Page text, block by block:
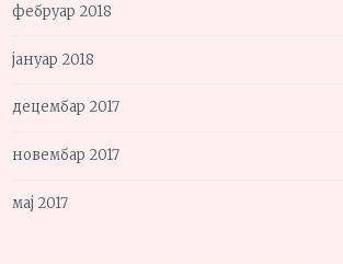
фебруар 2018
јануар 2018
децембар 2017
новембар 2017
мај 2017